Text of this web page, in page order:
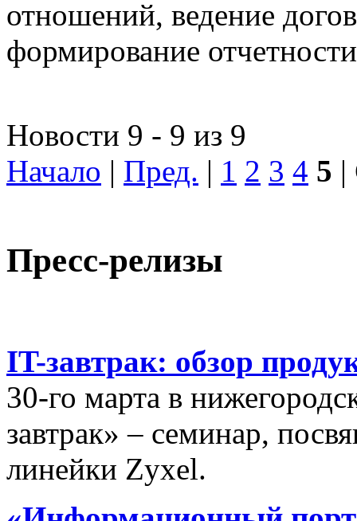
отношений, ведение
формирование
Новости 9 - 9 из 9
Начало | Пред. | 1 2 3 4 5 |
Пресс-релизы
IT-завтрак: обзор
30-го марта в
завтрак» – семинар,
линейки Zyxel.